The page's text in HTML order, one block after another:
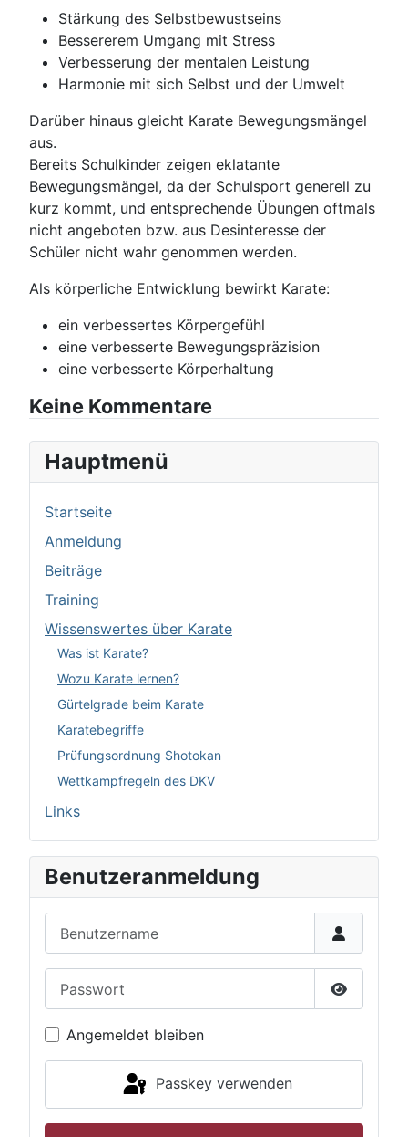
Stärkung des Selbstbewustseins
Bessererem Umgang mit Stress
Verbesserung der mentalen Leistung
Harmonie mit sich Selbst und der Umwelt
Darüber hinaus gleicht Karate Bewegungsmängel
aus.
Bereits Schulkinder zeigen eklatante
Bewegungsmängel, da der Schulsport generell zu
kurz kommt, und entsprechende Übungen oftmals
nicht angeboten bzw. aus Desinteresse der
Schüler nicht wahr genommen werden.
Als körperliche Entwicklung bewirkt Karate:
ein verbessertes Körpergefühl
eine verbesserte Bewegungspräzision
eine verbesserte Körperhaltung
Keine Kommentare
Hauptmenü
Startseite
Anmeldung
Beiträge
Training
Wissenswertes über Karate
Was ist Karate?
Wozu Karate lernen?
Gürtelgrade beim Karate
Karatebegriffe
Prüfungsordnung Shotokan
Wettkampfregeln des DKV
Links
Benutzeranmeldung
Passwort
Angemeldet bleiben
Passkey verwenden